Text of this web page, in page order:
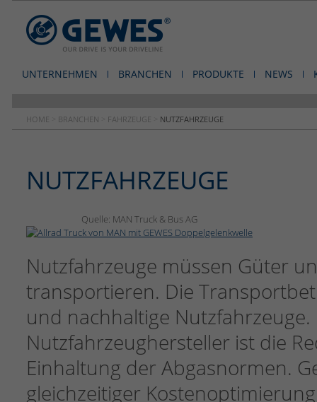
UNTERNEHMEN BRANCHEN PRODUKTE NEWS
HOME BRANCHEN FAHRZEUGE NUTZFAHRZEUGE
NUTZFAHRZEUGE
Quelle: MAN Truck & Bus AG
Nutzfahrzeuge müssen Güter
transportieren. Die
und nachhaltige
Nutzfahrzeughersteller ist die
Einhaltung der Abgasnormen.
gleichzeitiger